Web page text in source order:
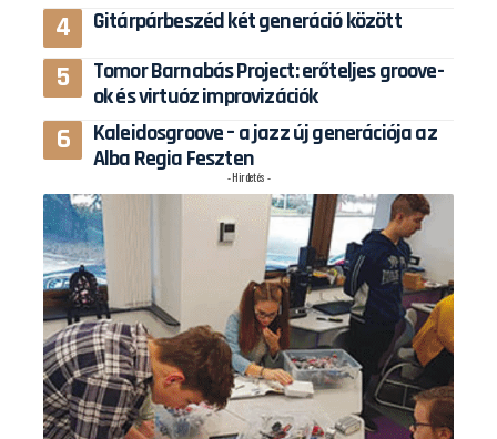
Gitárpárbeszéd két generáció között
Tomor Barnabás Project: erőteljes groove-
ok és virtuóz improvizációk
Kaleidosgroove – a jazz új generációja az
Alba Regia Feszten
- Hirdetés -